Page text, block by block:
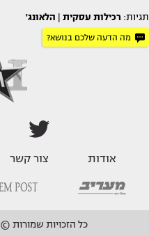
תגיות: רכילות עסקית הלאונג'
מה הדעה שלכם בנושא?
אודות צור קשר
כל הזכויות שמורות © 2014 מעריב און ליין בע"מ.